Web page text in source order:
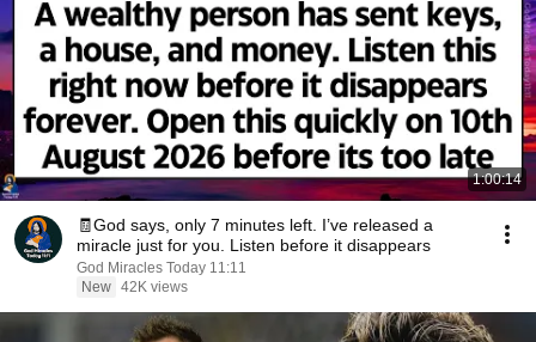
1:00:14
🧾God says, only 7 minutes left. I’ve released a
miracle just for you. Listen before it disappears
God Miracles Today 11:11
New 42K views